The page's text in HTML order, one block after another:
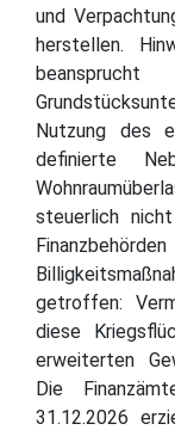
und
herstellen.
Nutzung des
definierte
steuerlich
getroffen:
diese
erweiterten
Die
31.12.2026